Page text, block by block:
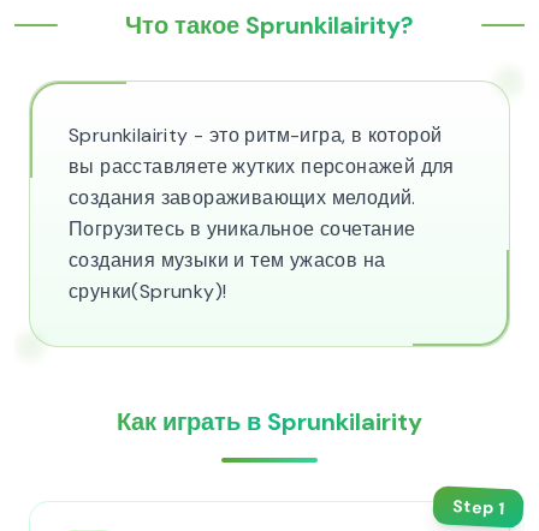
Что такое Sprunkilairity?
Sprunkilairity - это ритм-игра, в которой
вы расставляете жутких персонажей для
создания завораживающих мелодий.
Погрузитесь в уникальное сочетание
создания музыки и тем ужасов на
срунки(Sprunky)!
Как играть в Sprunkilairity
Step1